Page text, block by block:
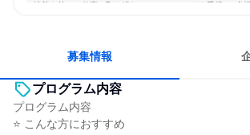
情熱を持って仕事に取り組む チームワークを重視 多
募集情報
プログラム内容
プログラム内容
⭐ こんな方におすすめ